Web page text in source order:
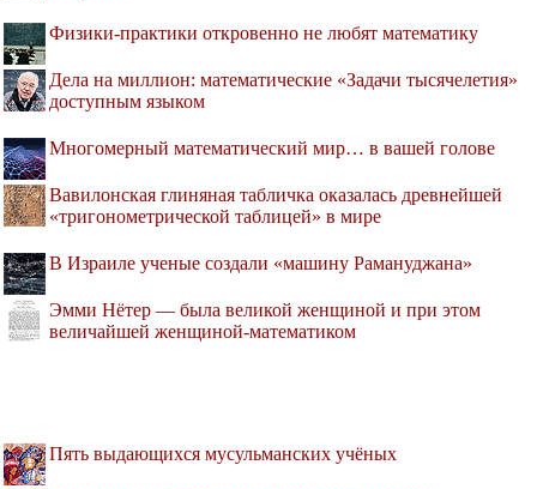
Физики-практики откровенно не любят математику
Дела на миллион: математические «Задачи тысячелетия»
доступным языком
Многомерный математический мир… в вашей голове
Вавилонская глиняная табличка оказалась древнейшей
«тригонометрической таблицей» в мире
В Израиле ученые создали «машину Рамануджана»
Эмми Нётер — была великой женщиной и при этом
величайшей женщиной-математиком
Пять выдающихся мусульманских учёных